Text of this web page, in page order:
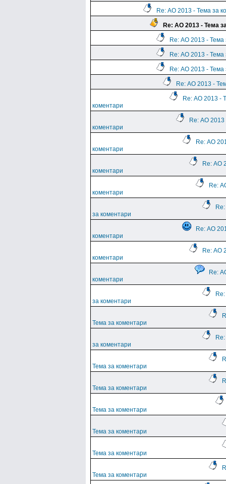
Re: АО 2013 - Тема за
Re: АО 2013 - Тема
Re: АО 2013 - Тема
Re: АО 2013 - Тема
Re: АО 2013 - Тема
Re: АО 2013 -
Re: АО 2013 -
коментари
Re: АО 2013
коментари
Re: АО
коментари
Re: АО
коментари
Re:
коментари
за коментари
Re: АО
коментари
Re: АО
коментари
Re:
коментари
за коментари
Тема за коментари
за коментари
Тема за коментари
Тема за коментари
Тема за коментари
Тема за коментари
Тема за коментари
Тема за коментари